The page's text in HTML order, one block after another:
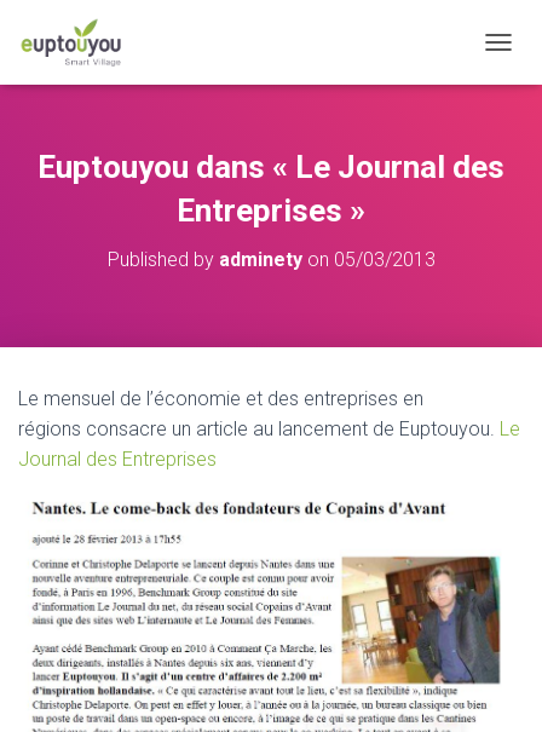
Euptouyou dans « Le Journal des
Entreprises »
Published by adminetyon 05/03/2013
Le mensuel de l’économie et des entreprises en
régions consacre un article au lancement de Euptouyou. Le
Journal des Entreprises